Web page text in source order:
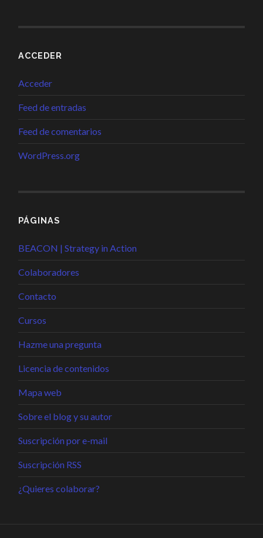
ACCEDER
Acceder
Feed de entradas
Feed de comentarios
WordPress.org
PÁGINAS
BEACON | Strategy in Action
Colaboradores
Contacto
Cursos
Hazme una pregunta
Licencia de contenidos
Mapa web
Sobre el blog y su autor
Suscripción por e-mail
Suscripción RSS
¿Quieres colaborar?